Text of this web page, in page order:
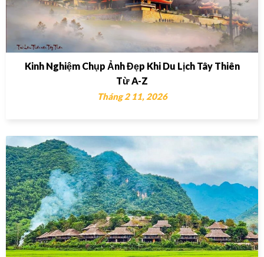
Kinh Nghiệm Chụp Ảnh Đẹp Khi Du Lịch Tây Thiên
Từ A-Z
Tháng 2 11, 2026